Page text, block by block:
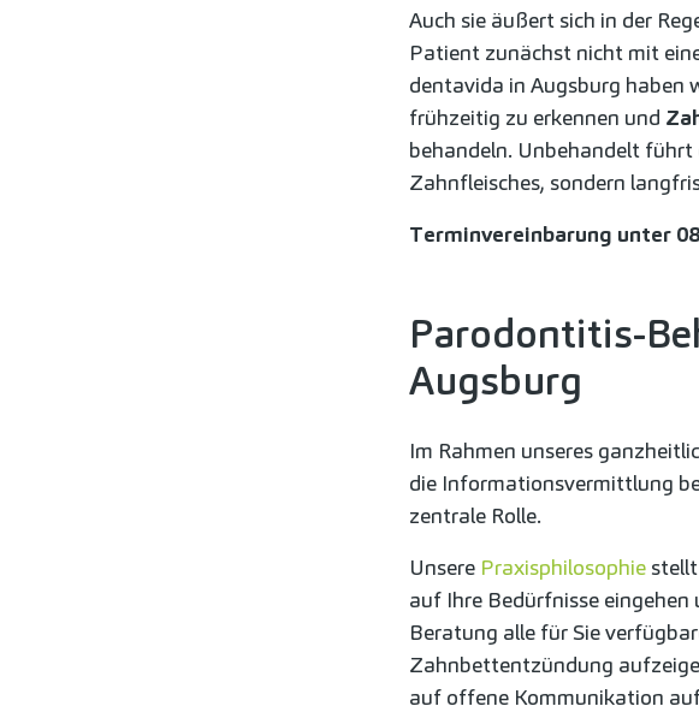
Auch sie äußert sich in der
Patient zunächst nicht mit
dentavida in Augsburg haben
frühzeitig zu erkennen und
behandeln. Unbehandelt
Zahnfleisches, sondern
Terminvereinbarung unter
Parodontitis-
Augsburg
Im Rahmen unseres
die Informationsvermittlung
zentrale Rolle.
Unsere Praxisphilosophiestellt
auf Ihre Bedürfnisse
Beratung alle für Sie
Zahnbettentzündung
auf offene Kommunikation